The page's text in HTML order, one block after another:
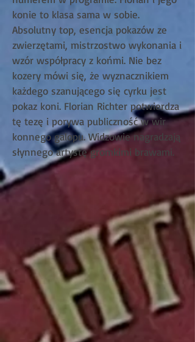
konie to klasa sama w sobie.
Absolutny top, esencja pokazów ze
zwierzętami, mistrzostwo wykonania i
wzór współpracy z końmi. Nie bez
kozery mówi się, że wyznacznikiem
każdego szanującego się cyrku jest
pokaz koni. Florian Richter potwierdza
tę tezę i porywa publiczność w wir
konnego galopu. Widzowie nagradzają
słynnego artystę gromkimi brawami.